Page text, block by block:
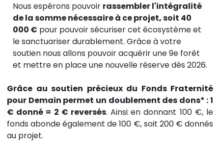
Nous espérons pouvoir rassembler l'intégralité
de la somme nécessaire à ce projet, soit 40
000 € pour pouvoir sécuriser cet écosystème et
le sanctuariser durablement. Grâce à votre
soutien nous allons pouvoir acquérir une 9e forêt
et mettre en place une nouvelle réserve dès 2026.
Grâce au soutien précieux du Fonds Fraternité
pour Demain permet un doublement des dons* : 1
€ donné = 2 € reversés. Ainsi en donnant 100 €, le
fonds abonde également de 100 €, soit 200 € donnés
au projet.